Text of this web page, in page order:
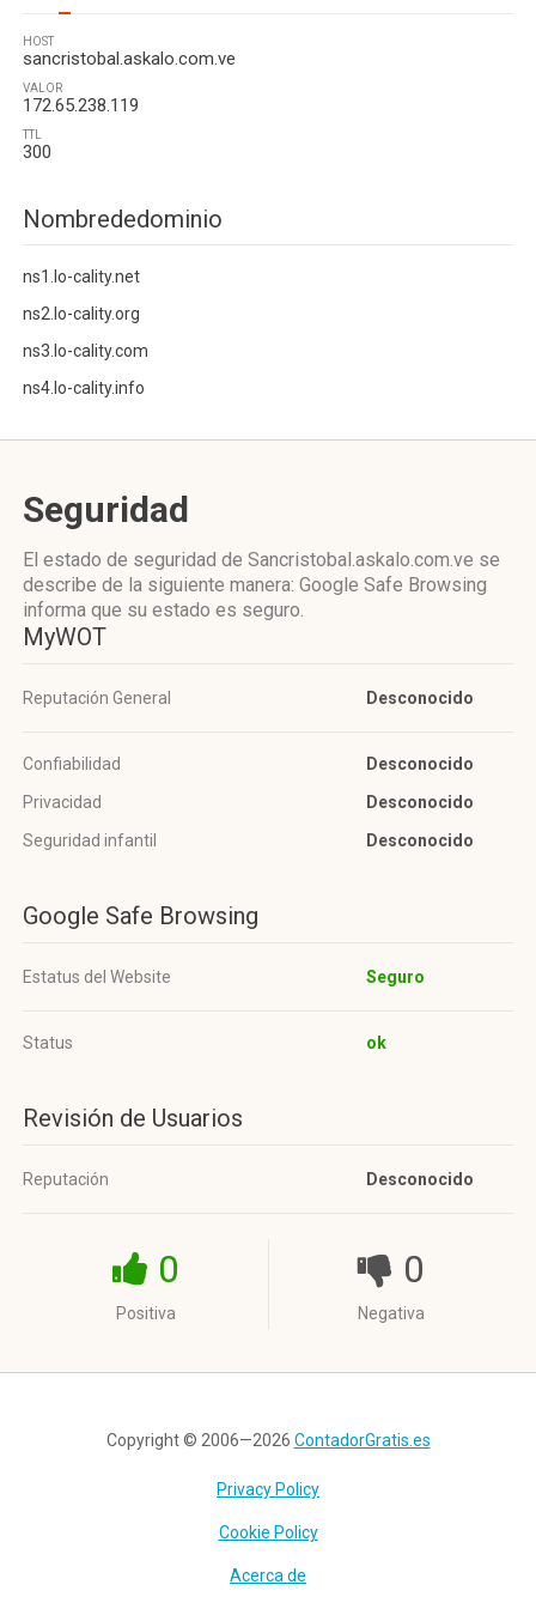
HOST
sancristobal.askalo.com.ve
VALOR
172.65.238.119
TTL
300
Nombrededominio
ns1.lo-cality.net
ns2.lo-cality.org
ns3.lo-cality.com
ns4.lo-cality.info
Seguridad
El estado de seguridad de Sancristobal.askalo.com.ve se
describe de la siguiente manera: Google Safe Browsing
informa que su estado es seguro.
MyWOT
Reputación General Desconocido
Confiabilidad
Desconocido
Privacidad
Desconocido
Seguridad infantil
Desconocido
Google Safe Browsing
Estatus del Website Seguro
Status ok
Revisión de Usuarios
Reputación Desconocido
0
Positiva
0
Negativa
Copyright © 2006—2026 ContadorGratis.es
Privacy Policy
Cookie Policy
Acerca de